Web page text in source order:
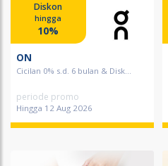
Diskon
hingga
10%
ON
Cicilan 0% s.d. 6 bulan & Disk...
periode promo
Hingga 12 Aug 2026